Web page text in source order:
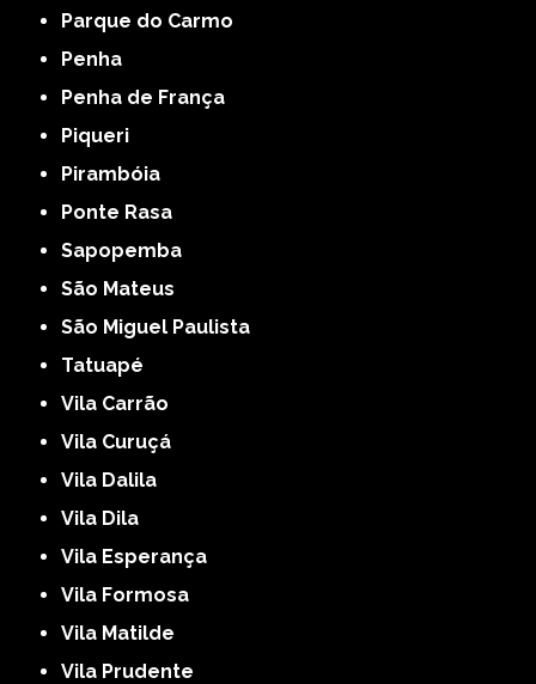
Parque do Carmo
Penha
Penha de França
Piqueri
Pirambóia
Ponte Rasa
Sapopemba
São Mateus
São Miguel Paulista
Tatuapé
Vila Carrão
Vila Curuçá
Vila Dalila
Vila Dila
Vila Esperança
Vila Formosa
Vila Matilde
Vila Prudente